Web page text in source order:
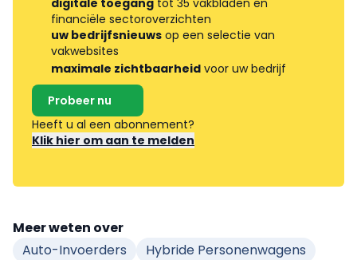
financiële sectoroverzichten
uw bedrijfsnieuws op een selectie van
vakwebsites
maximale zichtbaarheid voor uw bedrijf
Probeer nu
Heeft u al een abonnement?
Klik hier om aan te melden
Meer weten over
Auto-Invoerders
Hybride Personenwagens